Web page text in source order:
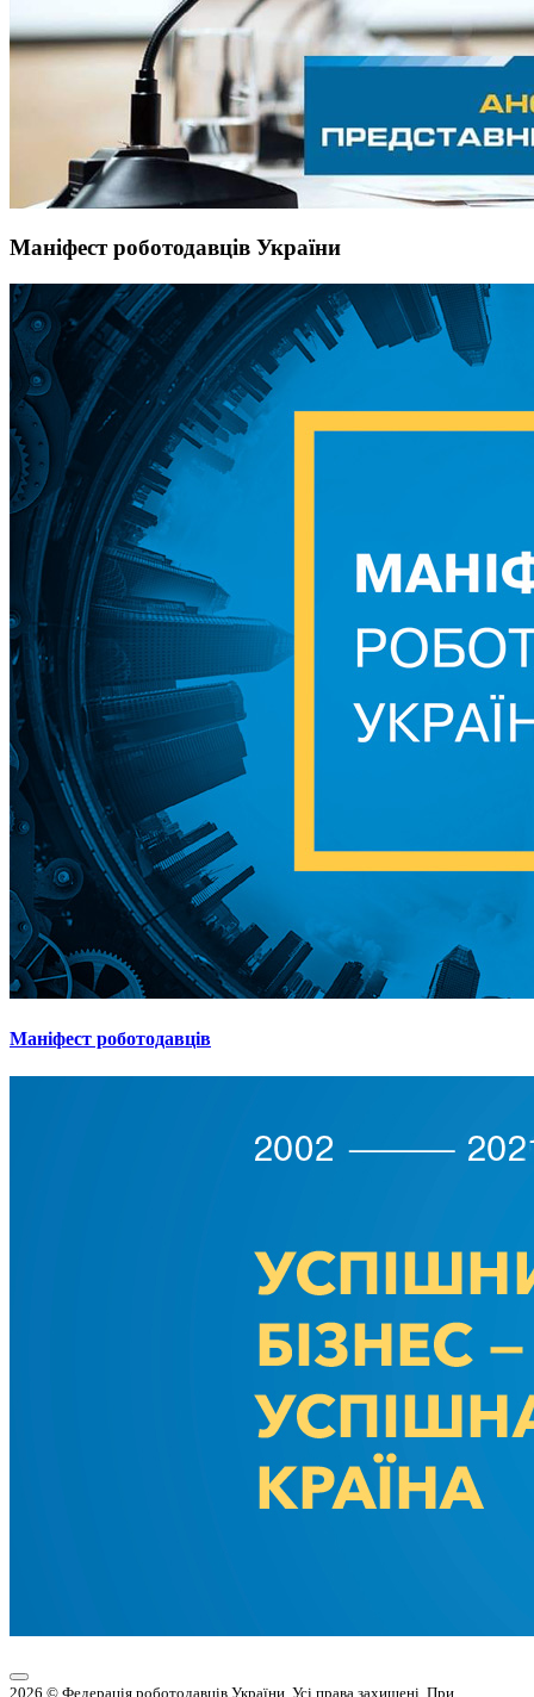
Маніфест роботодавців України
Маніфест роботодавців
2026 © Федерація роботодавців України. Усі права захищені. При